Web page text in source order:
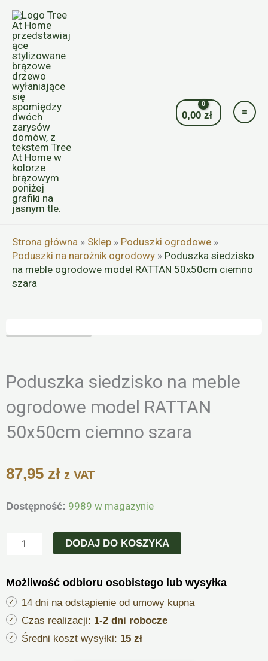
Przejdź
treści
0,00zł
Strona główna » Sklep » Poduszki ogrodowe »
Poduszki na narożnik ogrodowy » Poduszka siedzisko
na meble ogrodowe model RATTAN 50x50cm ciemno
szara
Poduszka siedzisko na meble
ogrodowe model RATTAN
50x50cm ciemno szara
87,95 zł z VAT
Dostępność: 9989 w magazynie
ilość
siedzisko
ogrodowe
model
RATTAN
50x50cm
DODAJ DO KOSZYKA
Możliwość odbioru osobistego lub wysyłka
14 dni na odstąpienie od umowy kupna
Czas realizacji: 1-2 dni robocze
Średni koszt wysyłki: 15 zł